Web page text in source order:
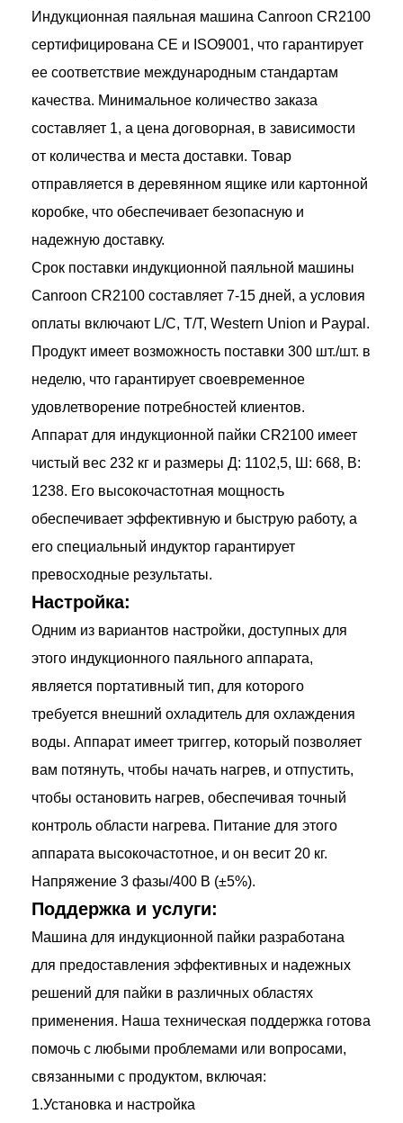
Индукционная паяльная машина Canroon CR2100
сертифицирована CE и ISO9001, что гарантирует
ее соответствие международным стандартам
качества. Минимальное количество заказа
составляет 1, а цена договорная, в зависимости
от количества и места доставки. Товар
отправляется в деревянном ящике или картонной
коробке, что обеспечивает безопасную и
надежную доставку.
Срок поставки индукционной паяльной машины
Canroon CR2100 составляет 7-15 дней, а условия
оплаты включают L/C, T/T, Western Union и Paypal.
Продукт имеет возможность поставки 300 шт./шт. в
неделю, что гарантирует своевременное
удовлетворение потребностей клиентов.
Аппарат для индукционной пайки CR2100 имеет
чистый вес 232 кг и размеры Д: 1102,5, Ш: 668, В:
1238. Его высокочастотная мощность
обеспечивает эффективную и быструю работу, а
его специальный индуктор гарантирует
превосходные результаты.
Настройка:
Одним из вариантов настройки, доступных для
этого индукционного паяльного аппарата,
является портативный тип, для которого
требуется внешний охладитель для охлаждения
воды. Аппарат имеет триггер, который позволяет
вам потянуть, чтобы начать нагрев, и отпустить,
чтобы остановить нагрев, обеспечивая точный
контроль области нагрева. Питание для этого
аппарата высокочастотное, и он весит 20 кг.
Напряжение 3 фазы/400 В (±5%).
Поддержка и услуги:
Машина для индукционной пайки разработана
для предоставления эффективных и надежных
решений для пайки в различных областях
применения. Наша техническая поддержка готова
помочь с любыми проблемами или вопросами,
связанными с продуктом, включая:
1.Установка и настройка